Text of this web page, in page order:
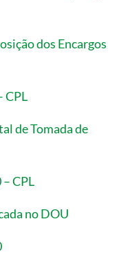
dos Encargos
CPL
de Tomada de
CPL
no DOU